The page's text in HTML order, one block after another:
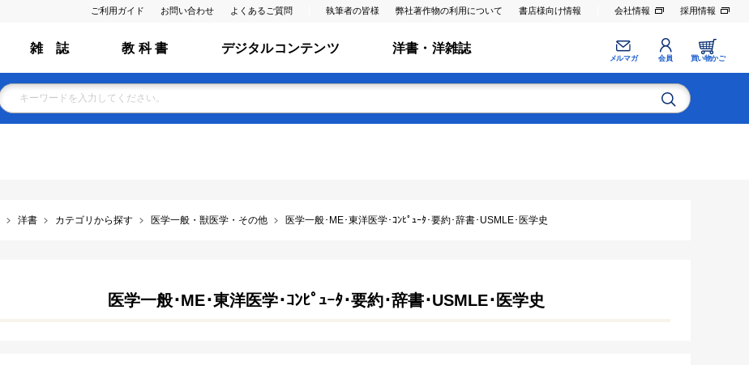
ご利用ガイド お問い合わせ よくあるご質問 執筆者の皆様 弊社著作物の利用について 書店様向け情報 会社情報 採用情報
雑 誌 教 科 書 デジタルコンテンツ 洋書・洋雑誌
メルマガ 会員 買い物かご
洋書 カテゴリから探す 医学一般・獣医学・その他 医学一般･ME･東洋医学･ｺﾝﾋﾟｭｰﾀ･要約･辞書･USMLE･医学史
医学一般･ME･東洋医学･ｺﾝﾋﾟｭｰﾀ･要約･辞書･USMLE･医学史